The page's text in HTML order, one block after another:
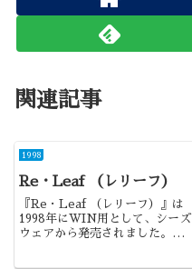
関連記事
1998
Re・Leaf （レリーフ）
『Re・Leaf （レリーフ）』は
1998年にWIN用として、シーズ
ウェアから発売されました。過去